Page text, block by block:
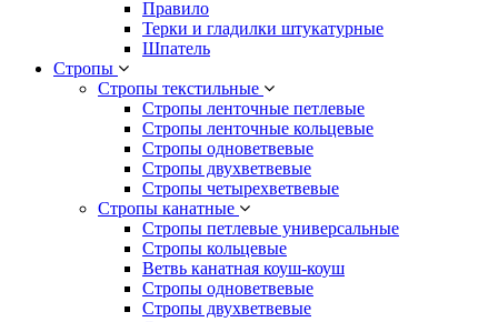
Правило
Терки и гладилки штукатурные
Шпатель
Стропы
Стропы текстильные
Стропы ленточные петлевые
Стропы ленточные кольцевые
Стропы одноветвевые
Стропы двухветвевые
Стропы четырехветвевые
Стропы канатные
Стропы петлевые универсальные
Стропы кольцевые
Ветвь канатная коуш-коуш
Стропы одноветвевые
Стропы двухветвевые